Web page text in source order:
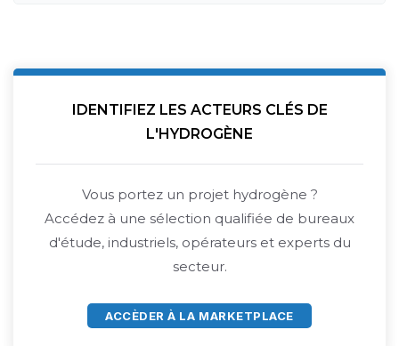
IDENTIFIEZ LES ACTEURS CLÉS DE
L'HYDROGÈNE
Vous portez un projet hydrogène ?
Accédez à une sélection qualifiée de bureaux
d'étude, industriels, opérateurs et experts du
secteur.
ACCÈDER À LA MARKETPLACE